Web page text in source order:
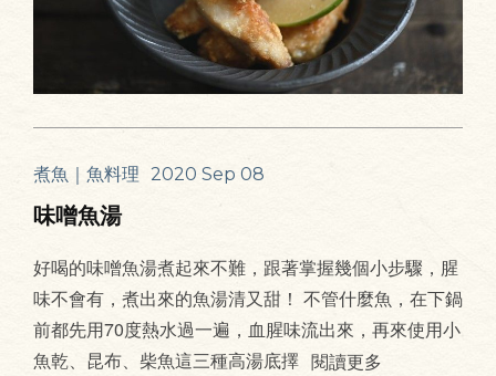
煮魚｜魚料理 2020 Sep 08
味噌魚湯
好喝的味噌魚湯煮起來不難，跟著掌握幾個小步驟，腥
味不會有，煮出來的魚湯清又甜！ 不管什麼魚，在下鍋
前都先用70度熱水過一遍，血腥味流出來，再來使用小
魚乾、昆布、柴魚這三種高湯底擇 閱讀更多